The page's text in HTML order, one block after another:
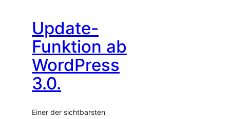
Update-
Funktion ab
WordPress
3.0.
Einer der sichtbarsten